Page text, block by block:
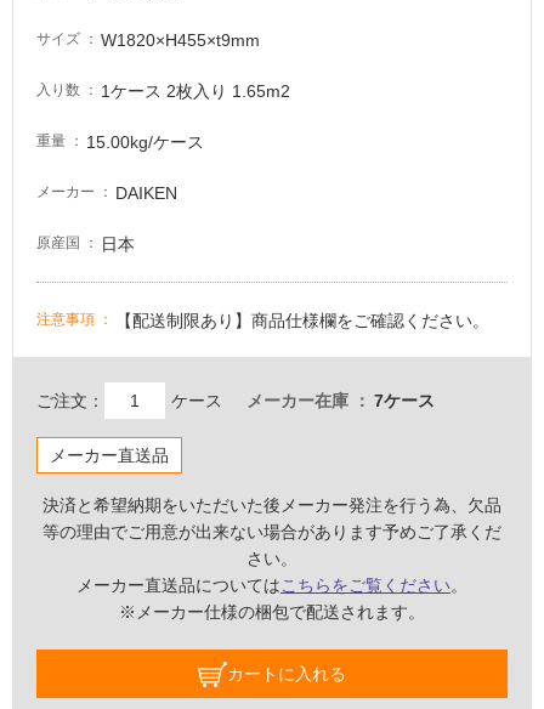
サイズ W1820×H455×t9mm
入り数 1ケース 2枚入り 1.65m2
重量 15.00kg/ケース
メーカー DAIKEN
原産国 日本
注意事項 【配送制限あり】商品仕様欄をご確認ください。
ご注文： ケース メーカー在庫 7ケース
メーカー直送品
決済と希望納期をいただいた後メーカー発注を行う為、欠品
等の理由でご用意が出来ない場合があります予めご了承くだ
さい。
メーカー直送品についてはこちらをご覧ください。
※メーカー仕様の梱包で配送されます。
カートに入れる
屋
床・
浴
床・
非
常
に
し
て
い
し
て